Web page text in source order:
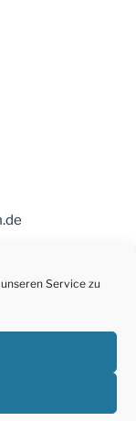
Service zu